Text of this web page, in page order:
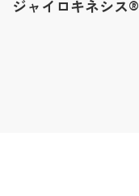
ジャイロキネシス®